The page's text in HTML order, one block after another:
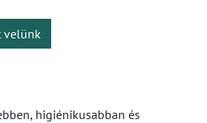
velünk
higiénikusabban és